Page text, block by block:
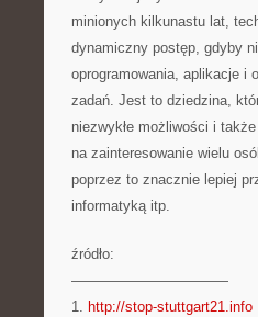
minionych kilkunastu lat,
dynamiczny postęp, gdyby
oprogramowania, aplikacje i
zadań. Jest to dziedzina,
niezwykłe możliwości i
na zainteresowanie wielu
poprzez to znacznie lepiej
informatyką itp.
źródło:
———————————
1. http://stop-stuttgart21.info